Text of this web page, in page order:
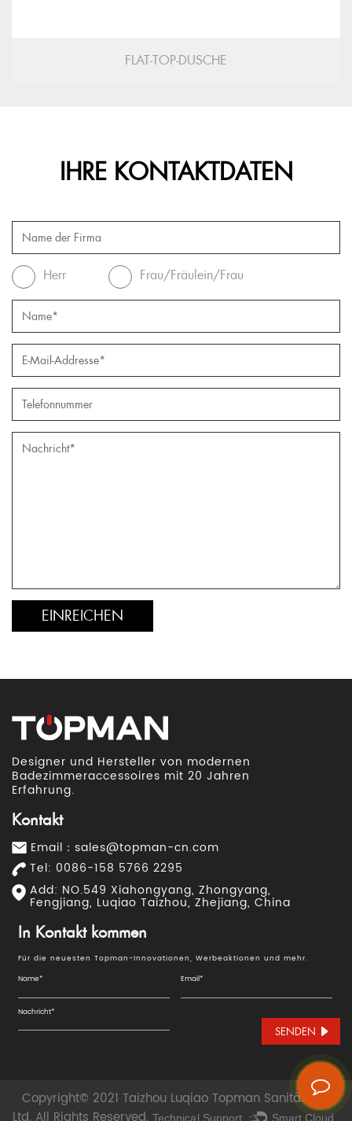
FLAT-TOP-DUSCHE
IHRE KONTAKTDATEN
Herr Frau/Fräulein/Frau
Designer und Hersteller von modernen
Badezimmeraccessoires mit 20 Jahren
Erfahrung.
Kontakt
Email： sales@topman-cn.com
Tel: 0086-158 5766 2295
Add: NO.549 Xiahongyang, Zhongyang,
Fengjiang, Luqiao Taizhou, Zhejiang, China
In Kontakt kommen
Für die neuesten Topman-Innovationen, Werbeaktionen und mehr.
SENDEN
Copyright© 2021 Taizhou Luqiao Topman Sanitär Co.,
Technical Support ： Smart Cloud